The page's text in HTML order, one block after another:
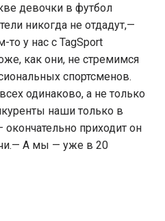
девочки в футбол
никогда не отдадут,—
у нас с TagSport
как они, не стремимся
спортсменов.
одинаково, а не только
наши только в
приходит он
А мы — уже в 20